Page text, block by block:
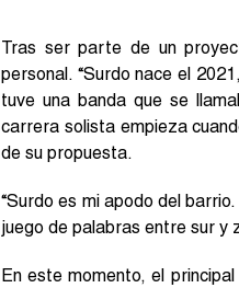
Tras ser parte de un
personal. “Surdo nace el
tuve una banda que se
carrera solista empieza
de su propuesta.
“Surdo es mi apodo del
juego de palabras entre sur y
En este momento, el